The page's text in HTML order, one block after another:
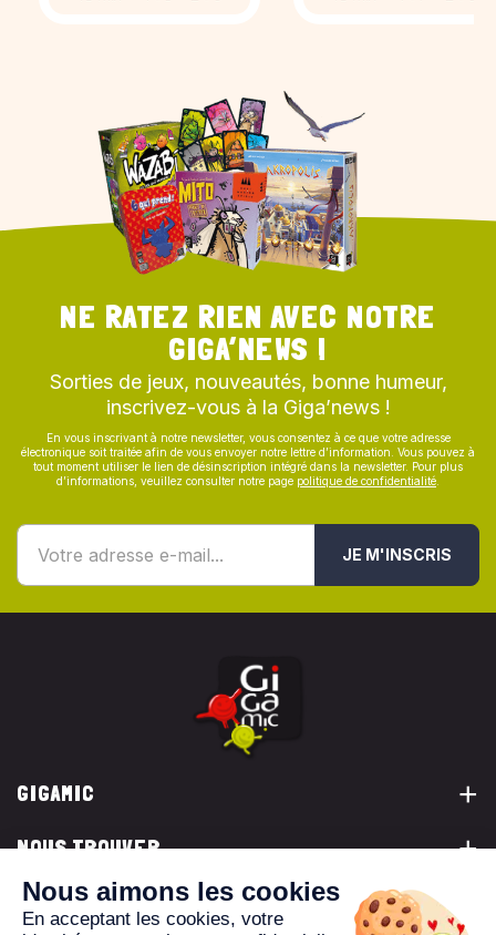
NE RATEZ RIEN AVEC NOTRE
GIGA’NEWS !
Sorties de jeux, nouveautés, bonne humeur,
inscrivez-vous à la Giga’news !
En vous inscrivant à notre newsletter, vous consentez à ce que votre adresse
électronique soit traitée afin de vous envoyer notre lettre d’information. Vous pouvez à
tout moment utiliser le lien de désinscription intégré dans la newsletter. Pour plus
d’informations, veuillez consulter notre page politique de confidentialité
JE M'INSCRIS
GIGAMIC
NOUS TROUVER
VOUS ÊTES...